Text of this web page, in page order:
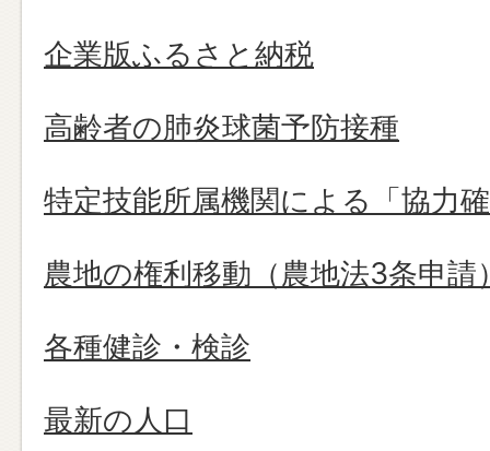
企業版ふるさと納税
高齢者の肺炎球菌予防接種
特定技能所属機関による「協力
農地の権利移動（農地法3条申請
各種健診・検診
最新の人口